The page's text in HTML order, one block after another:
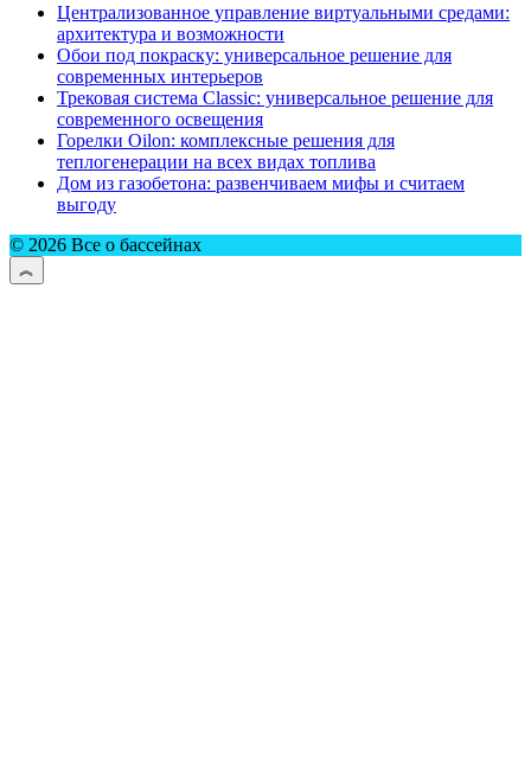
Централизованное управление виртуальными средами:
архитектура и возможности
Обои под покраску: универсальное решение для
современных интерьеров
Трековая система Classic: универсальное решение для
современного освещения
Горелки Oilon: комплексные решения для
теплогенерации на всех видах топлива
Дом из газобетона: развенчиваем мифы и считаем
выгоду
© 2026 Все о бассейнах